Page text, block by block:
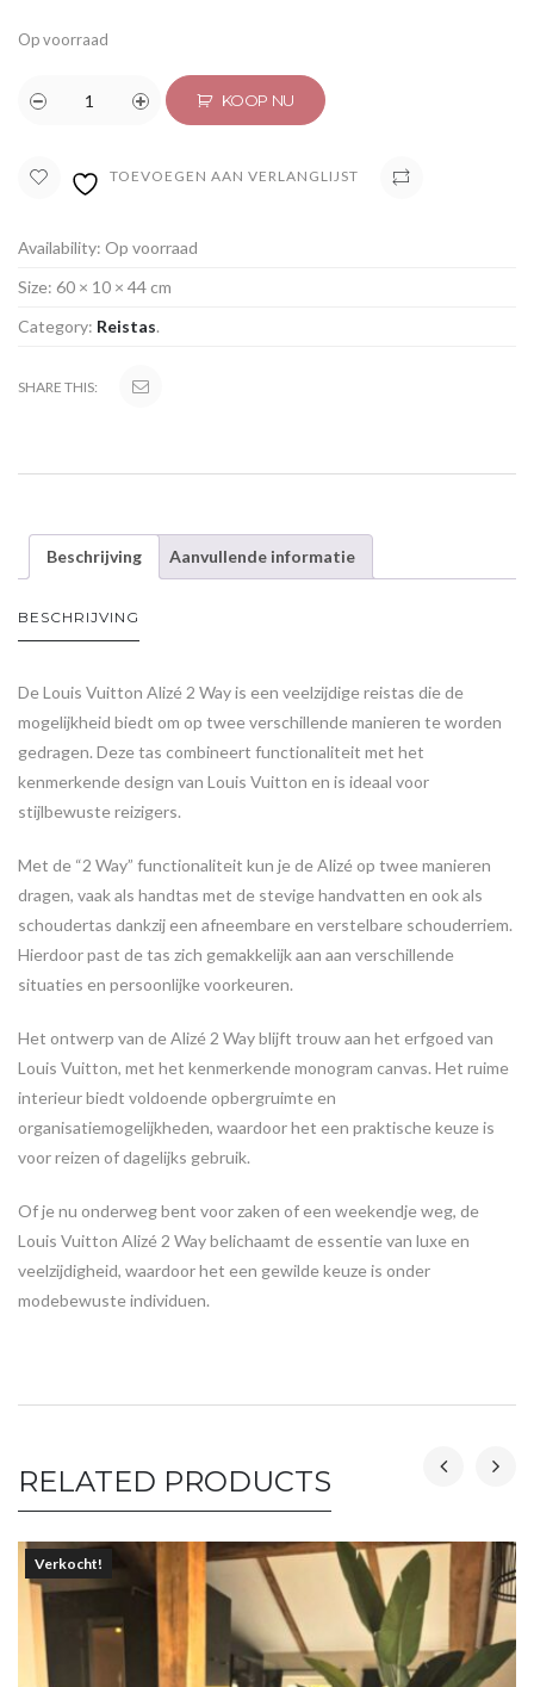
Op voorraad
KOOP NU
TOEVOEGEN AAN VERLANGLIJST
Availability: Op voorraad
Size: 60 × 10 × 44 cm
Category: Reistas.
SHARE THIS:
Beschrijving Aanvullende informatie
BESCHRIJVING
De Louis Vuitton Alizé 2 Way is een veelzijdige reistas die de
mogelijkheid biedt om op twee verschillende manieren te worden
gedragen. Deze tas combineert functionaliteit met het
kenmerkende design van Louis Vuitton en is ideaal voor
stijlbewuste reizigers.
Met de “2 Way” functionaliteit kun je de Alizé op twee manieren
dragen, vaak als handtas met de stevige handvatten en ook als
schoudertas dankzij een afneembare en verstelbare schouderriem.
Hierdoor past de tas zich gemakkelijk aan aan verschillende
situaties en persoonlijke voorkeuren.
Het ontwerp van de Alizé 2 Way blijft trouw aan het erfgoed van
Louis Vuitton, met het kenmerkende monogram canvas. Het ruime
interieur biedt voldoende opbergruimte en
organisatiemogelijkheden, waardoor het een praktische keuze is
voor reizen of dagelijks gebruik.
Of je nu onderweg bent voor zaken of een weekendje weg, de
Louis Vuitton Alizé 2 Way belichaamt de essentie van luxe en
veelzijdigheid, waardoor het een gewilde keuze is onder
modebewuste individuen.
RELATED PRODUCTS
Verkocht!